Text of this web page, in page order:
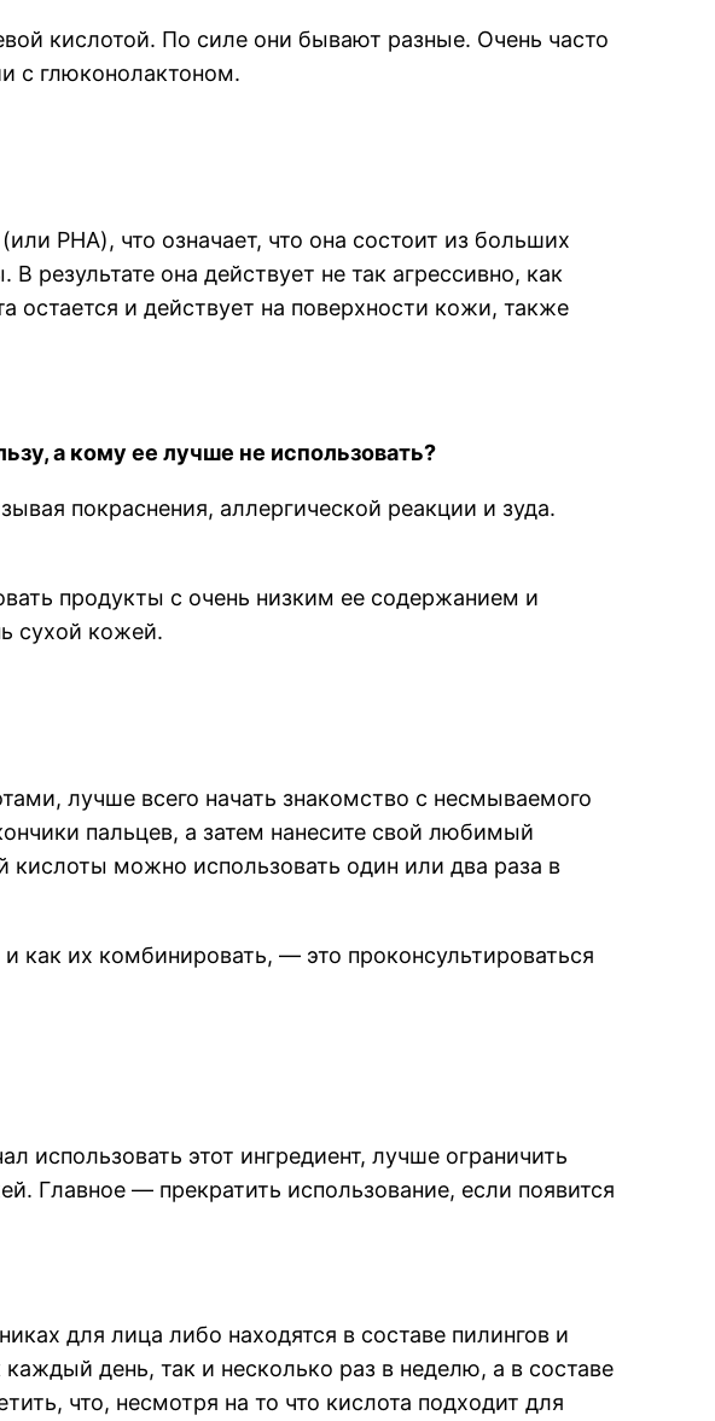
кислотой. По силе они бывают разные. Очень часто
с глюконолактоном.
PHA), что означает, что она состоит из больших
результате она действует не так агрессивно, как
остается и действует на поверхности кожи, также
а кому ее лучше не использовать?
покраснения, аллергической реакции и зуда.
продукты с очень низким ее содержанием и
сухой кожей.
лучше всего начать знакомство с несмываемого
пальцев, а затем нанесите свой любимый
можно использовать один или два раза в
как их комбинировать, — это проконсультироваться
использовать этот ингредиент, лучше ограничить
Главное — прекратить использование, если появится
для лица либо находятся в составе пилингов и
день, так и несколько раз в неделю, а в составе
что, несмотря на то что кислота подходит для